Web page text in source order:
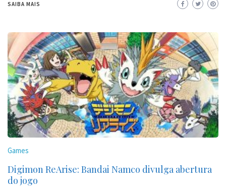
SAIBA MAIS
Games
Digimon ReArise: Bandai Namco divulga abertura
do jogo